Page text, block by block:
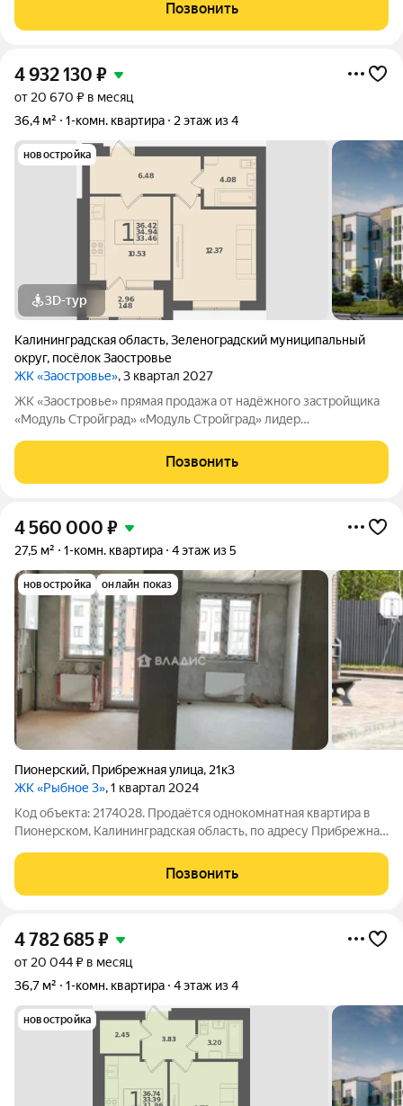
две квартиры. -На входе шкаф
Позвонить
4 932 130 ₽
от 20 670 ₽ в месяц
36,4 м²
1-комн. квартира 2 этаж из 4
новостройка
3D-тур
Калининградская область,Зеленоградский муниципальный
округ, посёлок Заостровье
ЖК «Заостровье», 3 квартал 2027
ЖK «Заостровье» прямая продажа от надёжного застройщика
«Мoдуль Стpoйгpaд» «Модуль Стройград» лидер
самых надёжных компаний России (ЕРЗ). Создаём уютные
пространства для тысяч семей. ЖК
Позвонить
4 560 000 ₽
27,5 м² 1-комн. квартира 4 этаж из 5
новостройка онлайн показ
Пионерский, Прибрежная улица, 21к3
ЖК «Рыбное 3», 1 квартал 2024
Код объекта: 2174028. Продаётся однокомнатная квартира в
Пионерском, Калининградская область, по адресу Прибрежная
ремонта.Отличное соотношение цена/качество жизни.
Возможность создания
Позвонить
4 782 685₽
от 20 044 ₽ в месяц
36,7 м²
1-комн. квартира 4 этаж из 4
новостройка